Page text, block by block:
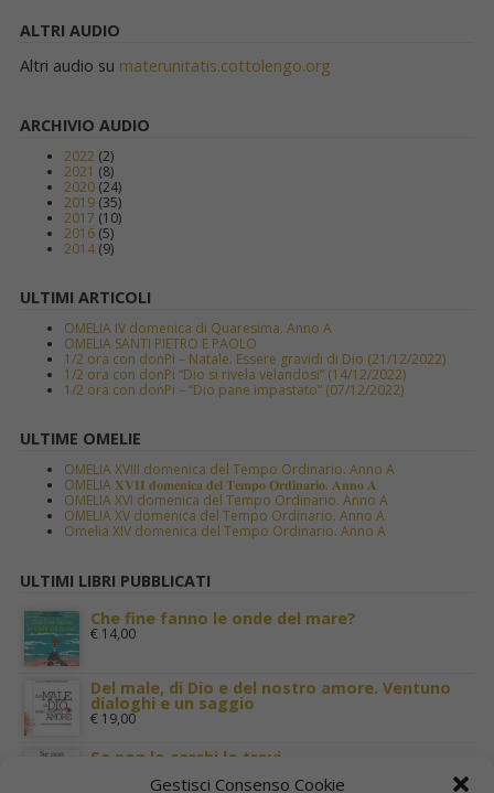
Gestisci Consenso Cookie
ALTRI AUDIO
Altri audio su materunitatis.cottolengo.org
ARCHIVIO AUDIO
2022 (2)
2021 (8)
2020(24)
2019(35)
2017 (10)
2016(5)
2014(9)
ULTIMI ARTICOLI
OMELIA IV domenica di Quaresima. Anno A
OMELIA SANTI PIETRO E PAOLO
1/2 ora con donPi – Natale. Essere gravidi di Dio (21/12/2022)
1/2 ora con donPi “Dio si rivela velandosi” (14/12/2022)
1/2 ora con donPi – “Dio pane impastato” (07/12/2022)
ULTIME OMELIE
OMELIA XVIII domenica del Tempo Ordinario. Anno A
OMELIA 𝐗𝐕𝐈𝐈 𝐝𝐨𝐦𝐞𝐧𝐢𝐜𝐚 𝐝𝐞𝐥 𝐓𝐞𝐦𝐩𝐨 𝐎𝐫𝐝𝐢𝐧𝐚𝐫𝐢𝐨. 𝐀𝐧𝐧𝐨 𝐀
OMELIA XVI domenica del Tempo Ordinario. Anno A
OMELIA XV domenica del Tempo Ordinario. Anno A
Omelia XIV domenica del Tempo Ordinario. Anno A
ULTIMI LIBRI PUBBLICATI
Che fine fanno le onde del mare?
€14,00
Del male, di Dio e del nostro amore. Ventuno
dialoghi e un saggio
€19,00
Se non lo cerchi lo trovi